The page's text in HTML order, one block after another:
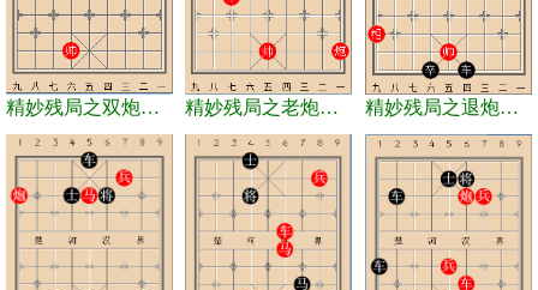
精妙残局之双炮兵巧胜双车士象全 精妙残局之老炮拖车 精妙残局之退炮引车